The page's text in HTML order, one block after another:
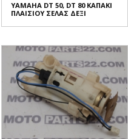
YAMAHA DT 50, DT 80 ΚΑΠΑΚΙ
ΠΛΑΙΣΙΟΥ ΣΕΛΑΣ ΔΕΞΙ